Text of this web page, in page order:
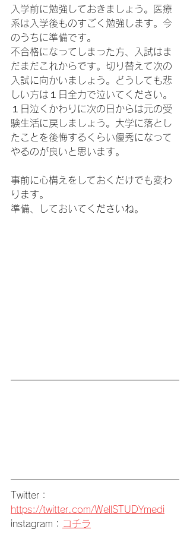
入学前に勉強しておきましょう。医療
系は入学後ものすごく勉強します。今
のうちに準備です。
不合格になってしまった方、入試はま
だまだこれからです。切り替えて次の
入試に向かいましょう。どうしても悲
しい方は１日全力で泣いてください。
１日泣くかわりに次の日からは元の受
験生活に戻しましょう。大学に落とし
たことを後悔するくらい優秀になって
やるのが良いと思います。
事前に心構えをしておくだけでも変わ
ります。
準備、しておいてくださいね。
Twitter：
https://twitter.com/WellSTUDYmedi
instagram： コチラ